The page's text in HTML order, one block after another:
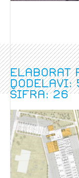
Elaborat
dodelavi:
šifra: 26